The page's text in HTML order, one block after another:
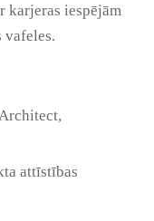
karjeras iespējām
vafeles.
attīstības